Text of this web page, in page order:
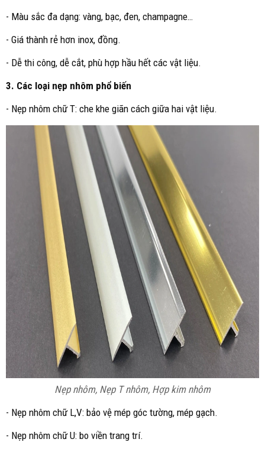
- Màu sắc đa dạng: vàng, bạc, đen, champagne…
- Giá thành rẻ hơn inox, đồng.
- Dễ thi công, dễ cắt, phù hợp hầu hết các vật liệu.
3. Các loại nẹp nhôm phổ biến
- Nẹp nhôm chữ T: che khe giãn cách giữa hai vật liệu.
Nẹp nhôm, Nẹp T nhôm, Hợp kim nhôm
- Nẹp nhôm chữ L,V: bảo vệ mép góc tường, mép gạch.
- Nẹp nhôm chữ U: bo viền trang trí.